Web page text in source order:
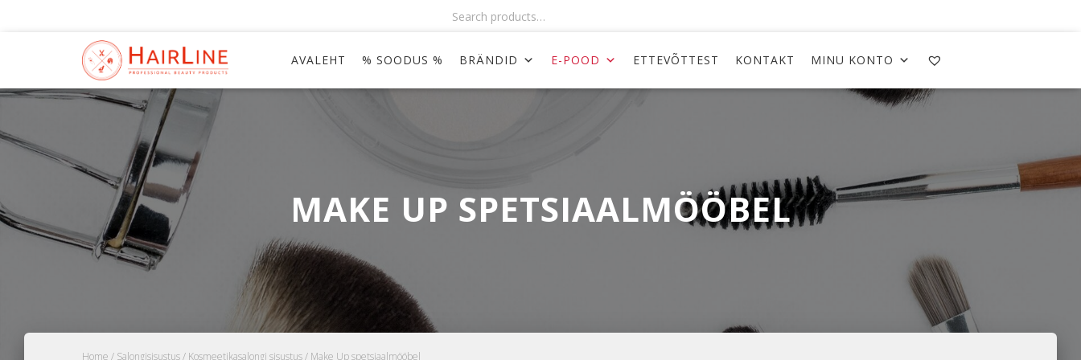
Search products…
AVALEHT % SOODUS % BRÄNDID E-POOD ETTEVÕTTEST KONTAKT MINU KONTO
MAKE UP SPETSIAALMÖÖBEL
Home / Salongisisustus/ Kosmeetikasalongi sisustus/ Make Up spetsiaalmööbel